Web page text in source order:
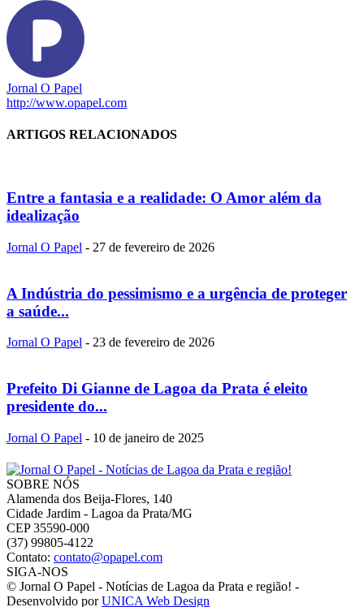
Jornal O Papel
http://www.opapel.com
ARTIGOS RELACIONADOS
Entre a fantasia e a realidade: O Amor além da
idealização
Jornal O Papel - 27 de fevereiro de 2026
A Indústria do pessimismo e a urgência de proteger
a saúde...
Jornal O Papel - 23 de fevereiro de 2026
Prefeito Di Gianne de Lagoa da Prata é eleito
presidente do...
Jornal O Papel - 10 de janeiro de 2025
SOBRE NÓS
Alamenda dos Beija-Flores, 140
Cidade Jardim - Lagoa da Prata/MG
CEP 35590-000
(37) 99805-4122
Contato: contato@opapel.com
SIGA-NOS
© Jornal O Papel - Notícias de Lagoa da Prata e região! -
Desenvolvido porUNICA Web Design